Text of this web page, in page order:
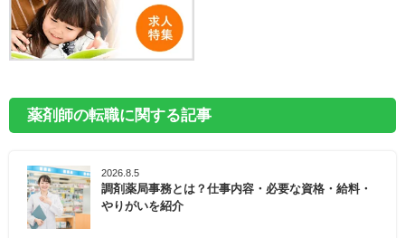
薬剤師の転職に関する記事
2026.8.5
調剤薬局事務とは？仕事内容・必要な資格・給料・
やりがいを紹介